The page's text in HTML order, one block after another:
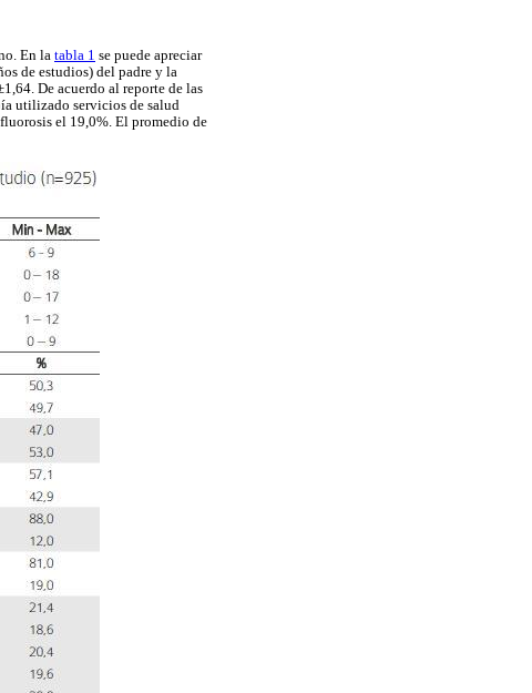
En la tabla 1 se puede apreciar
de estudios) del padre y la
De acuerdo al reporte de las
utilizado servicios de salud
el 19,0%. El promedio de